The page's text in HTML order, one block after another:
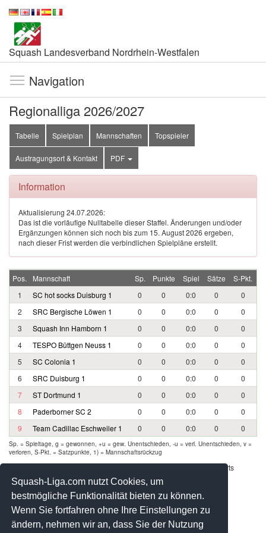
Squash-Liga.com nutzt Cookies, um
bestmögliche Funktionalität bieten zu können.
Wenn Sie fortfahren ohne Ihre Einstellungen zu
ändern, nehmen wir an, dass Sie der Nutzung
Squash Landesverband Nordrhein-Westfalen
Navigation
Regionalliga 2026/2027
Tabelle Spielplan Mannschaften Topspieler
Austragungsort & Kontakt PDF
Information
Aktualisierung 24.07.2026:
Das ist die vorläufige Nulltabelle dieser Staffel. Änderungen und/oder
Ergänzungen können sich noch bis zum 15. August 2026 ergeben,
nach dieser Frist werden die verbindlichen Spielpläne erstellt.
Pos. Mannschaft Sp. Punkte Spiel Sätze
S-Pkt.
1
SC hot socks Duisburg 1 0 0 0:0 0
0
2
SRC Bergische Löwen 1 0 0 0:0 0
0
3
Squash Inn Hamborn 1 0 0 0:0 0
0
4
TESPO Büttgen Neuss 1 0 0 0:0 0
0
5
SC Colonia 1 0 0 0:0 0
0
6
SRC Duisburg 1 0 0 0:0 0
0
7
ST Dortmund 1 0 0 0:0 0
0
8
Paderborner SC 2 0 0 0:0 0
0
9
Team Cadillac Eschweiler 1 0 0 0:0 0 0
Sp. = Spieltage, g = gewonnen, +u = gew. Unentschieden, -u = verl. Unentschieden, v =
verloren, S-Pkt. = Satzpunkte, 1) = Mannschaftsrückzug
Werbung - Offizielle Pool Partner des deutschen Squashsports